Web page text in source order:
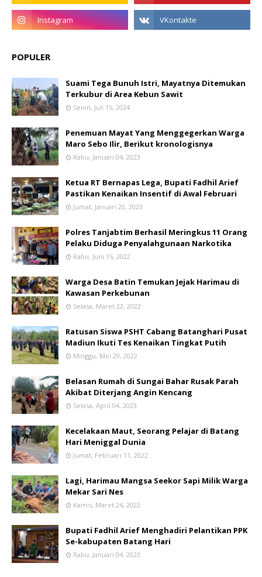
POPULER
Suami Tega Bunuh Istri, Mayatnya Ditemukan
Terkubur di Area Kebun Sawit
Senin, Juli 15, 2024
Penemuan Mayat Yang Menggegerkan Warga
Maro Sebo Ilir, Berikut kronologisnya
Rabu, Januari 04, 2023
Ketua RT Bernapas Lega, Bupati Fadhil Arief
Pastikan Kenaikan Insentif di Awal Februari
Jumat, Januari 20, 2023
Polres Tanjabtim Berhasil Meringkus 11 Orang
Pelaku Diduga Penyalahgunaan Narkotika
Rabu, Juni 15, 2022
Warga Desa Batin Temukan Jejak Harimau di
Kawasan Perkebunan
Selasa, Maret 22, 2022
Ratusan Siswa PSHT Cabang Batanghari Pusat
Madiun Ikuti Tes Kenaikan Tingkat Putih
Minggu, Mei 29, 2022
Belasan Rumah di Sungai Bahar Rusak Parah
Akibat Diterjang Angin Kencang
Selasa, April 04, 2023
Kecelakaan Maut, Seorang Pelajar di Batang
Hari Meniggal Dunia
Jumat, Februari 11, 2022
Lagi, Harimau Mangsa Seekor Sapi Milik Warga
Mekar Sari Nes
Kamis, Maret 24, 2022
Bupati Fadhil Arief Menghadiri Pelantikan PPK
Se-kabupaten Batang Hari
Rabu, Januari 04, 2023